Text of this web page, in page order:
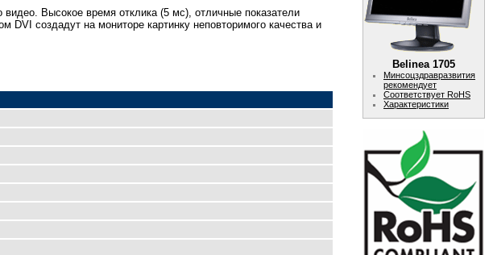
видео. Высокое время отклика (5 мс), отличные показатели
DVI создадут на мониторе картинку неповторимого качества и
Belinea 1705
Минсоцздравразвития
рекомендует
Соответствует RoHS
Характеристики